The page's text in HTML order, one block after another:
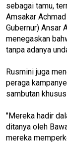
sebagai tamu,
Amsakar
Gubernur) Ansar
menegaskan
tanpa adanya
Rusmini juga
peraga
sambutan
"Mereka hadir
ditanya oleh
mereka